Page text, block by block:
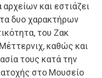
και εστιάζει
δυο χαρακτήρων
του Ζακ
καθώς και
τους κατά την
στο Μουσείο